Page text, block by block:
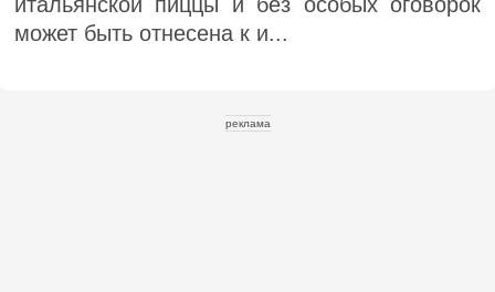
может быть отнесена к и...
реклама